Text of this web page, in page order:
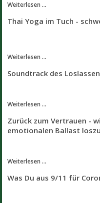
Weiterlesen ...
Thai Yoga im Tuch -
Weiterlesen ...
Soundtrack des
Weiterlesen ...
Zurück zum Vertrauen -
emotionalen Ballast
Weiterlesen ...
Was Du aus 9/11 für